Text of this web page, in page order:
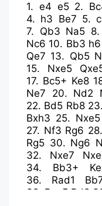
1. e4 e5 2.
4. h3 Be7 5.
7. Qb3 Na5 8.
Nc6 10. Bb3 h6
Qe7 13. Qb5
15. Nxe5
17. Bc5+ Ke8
Ne7
20. Nd2
22. Bd5 Rb8 23.
Bxh3 25. Nxe5
27. Nf3 Rg6 28.
Rg5 30. Ng6
32. Nxe7
34. Bb3+
36. Rad1
38. Bxe5 Rd8